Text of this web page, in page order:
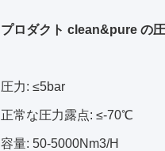
プロダクト clean&pure の
圧力: ≤5bar
正常な圧力露点: ≤-70℃
容量: 50-5000Nm3/H